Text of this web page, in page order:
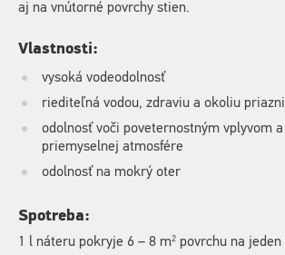
aj na vnútorné povrchy stien.
Vlastnosti:
vysoká vodeodolnosť
riediteľná vodou, zdraviu a okoliu
odolnosť voči poveternostným vplyvom
priemyselnej atmosfére
odolnosť na mokrý oter
Spotreba:
1 l náteru pokryje 6 – 8 m2 povrchu na jeden